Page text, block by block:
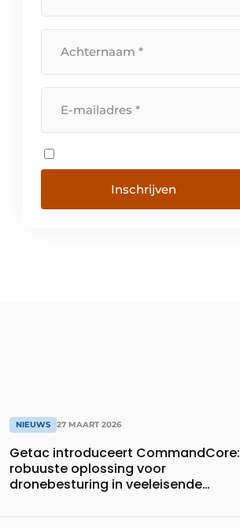
NIEUWS 27 MAART 2026
Getac introduceert CommandCore:
robuuste oplossing voor
dronebesturing in veeleisende